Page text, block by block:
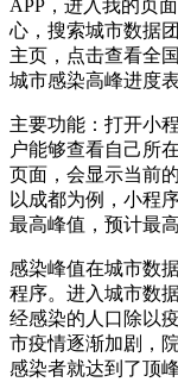
APP，进入我的页
心，搜索城市数据
主页，点击查看全
城市感染高峰进度表
主要功能：打开小
户能够查看自己所
页面，会显示当前
以成都为例，小程
最高峰值，预计最
感染峰值在城市数
程序。进入城市数
经感染的人口除以
市疫情逐渐加剧，
感染者就达到了顶峰